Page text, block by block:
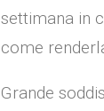
settimana in
come
Grande